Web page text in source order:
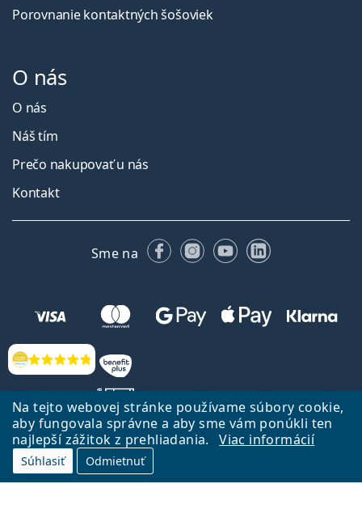
Na tejto webovej stránke používame súbory cookie,
aby fungovala správne a aby sme vám ponúkli ten
najlepší zážitok z prehliadania.
Viac informácií
Súhlasiť Odmietnuť
Hodnotenia
Porovnanie kontaktných šošoviek
O nás
O nás
Náš tím
Prečo nakupovať u nás
Kontakt
Sme na FacebookuInstagrame
YouTubeLinkedIn
Späť na Úvodnu stránku
Lentiamo.sk vlastní a prevádzkuje spoločnosť Lentiamo s.r.o., Česká